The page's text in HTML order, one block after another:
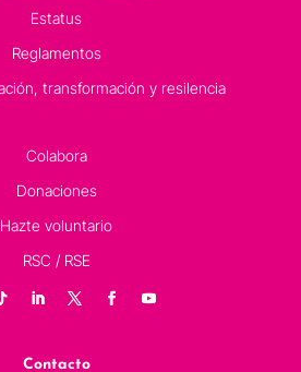
Estatus
Reglamentos
transformación y resilencia
Colabora
Donaciones
Hazte voluntario
RSC / RSE
Contacto